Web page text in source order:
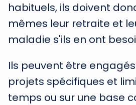
habituels, ils doivent
mêmes leur retraite et
maladie s'ils en ont
Ils peuvent être
projets spécifiques et
temps ou sur une base